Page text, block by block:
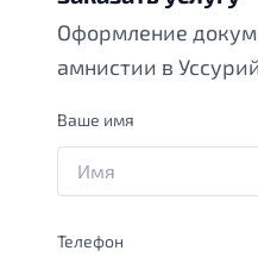
Оформление
амнистии в
Ваше имя
Телефон